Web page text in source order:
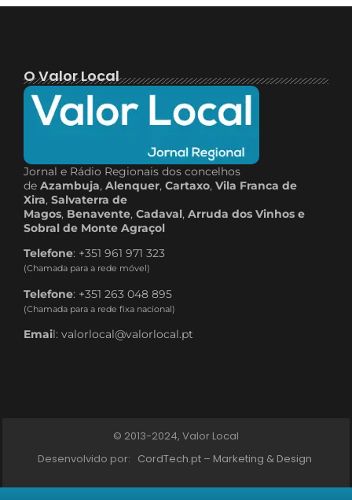
O Valor Local
Jornal e Rádio Regionais dos concelhos
de Azambuja, Alenquer, Cartaxo, Vila Franca de
Xira, Salvaterra de
Magos, Benavente, Cadaval, Arruda dos Vinhos e
Sobral de Monte Agraçol
Telefone: +351 961 971 323
(Chamada para a rede móvel)
Telefone: +351 263 048 895
(Chamada para a rede fixa nacional)
Email: valorlocal@valorlocal.pt
© 2013-2024, Valor Local
Desenvolvido por: CordTech.pt – Marketing & Design